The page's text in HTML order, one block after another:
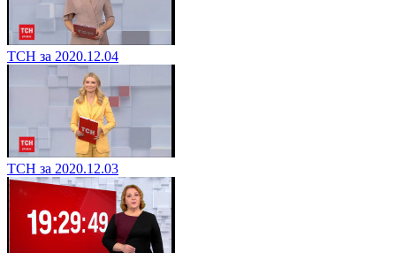
ТСН за 2020.12.04
ТСН за 2020.12.03